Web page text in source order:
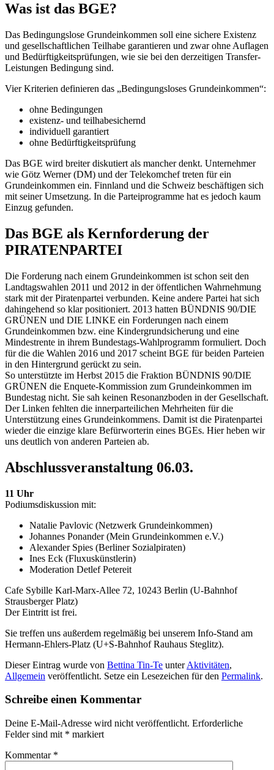
Was ist das BGE?
Das Bedingungslose Grundeinkommen soll eine sichere Existenz
und gesellschaftlichen Teilhabe garantieren und zwar ohne Auflagen
und Bedürftigkeitsprüfungen, wie sie bei den derzeitigen Transfer-
Leistungen Bedingung sind.
Vier Kriterien definieren das „Bedingungsloses Grundeinkommen“:
ohne Bedingungen
existenz- und teilhabesichernd
individuell garantiert
ohne Bedürftigkeitsprüfung
Das BGE wird breiter diskutiert als mancher denkt. Unternehmer
wie Götz Werner (DM) und der Telekomchef treten für ein
Grundeinkommen ein. Finnland und die Schweiz beschäftigen sich
mit seiner Umsetzung. In die Parteiprogramme hat es jedoch kaum
Einzug gefunden.
Das BGE als Kernforderung der
PIRATENPARTEI
Die Forderung nach einem Grundeinkommen ist schon seit den
Landtagswahlen 2011 und 2012 in der öffentlichen Wahrnehmung
stark mit der Piratenpartei verbunden. Keine andere Partei hat sich
dahingehend so klar positioniert. 2013 hatten BÜNDNIS 90/DIE
GRÜNEN und DIE LINKE ein Forderungen nach einem
Grundeinkommen bzw. eine Kindergrundsicherung und eine
Mindestrente in ihrem Bundestags-Wahlprogramm formuliert. Doch
für die die Wahlen 2016 und 2017 scheint BGE für beiden Parteien
in den Hintergrund gerückt zu sein.
So unterstützte im Herbst 2015 die Fraktion BÜNDNIS 90/DIE
GRÜNEN die Enquete-Kommission zum Grundeinkommen im
Bundestag nicht. Sie sah keinen Resonanzboden in der Gesellschaft.
Der Linken fehlten die innerparteilichen Mehrheiten für die
Unterstützung eines Grundeinkommens. Damit ist die Piratenpartei
wieder die einzige klare Befürworterin eines BGEs. Hier heben wir
uns deutlich von anderen Parteien ab.
Abschlussveranstaltung 06.03.
11 Uhr
Podiumsdiskussion mit:
Natalie Pavlovic (Netzwerk Grundeinkommen)
Johannes Ponander (Mein Grundeinkommen e.V.)
Alexander Spies (Berliner Sozialpiraten)
Ines Eck (Fluxuskünstlerin)
Moderation Detlef Petereit
Cafe Sybille Karl-Marx-Allee 72, 10243 Berlin (U-Bahnhof
Strausberger Platz)
Der Eintritt ist frei.
Sie treffen uns außerdem regelmäßig bei unserem Info-Stand am
Hermann-Ehlers-Platz (U+S-Bahnhof Rauhaus Steglitz).
Dieser Eintrag wurde von Bettina Tin-Te unterAktivitäten,
Allgemein veröffentlicht. Setze ein Lesezeichen für den Permalink.
Schreibe einen Kommentar
Deine E-Mail-Adresse wird nicht veröffentlicht. Erforderliche
Felder sind mit * markiert
Kommentar *